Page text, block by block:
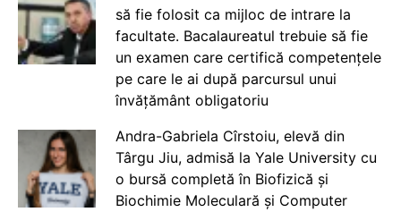
să fie folosit ca mijloc de intrare la
facultate. Bacalaureatul trebuie să fie
un examen care certifică competențele
pe care le ai după parcursul unui
învățământ obligatoriu
Andra-Gabriela Cîrstoiu, elevă din
Târgu Jiu, admisă la Yale University cu
o bursă completă în Biofizică și
Biochimie Moleculară și Computer